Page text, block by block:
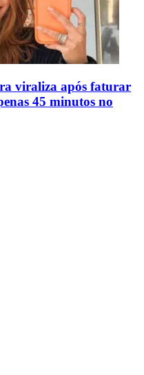
viraliza após faturar
45 minutos no